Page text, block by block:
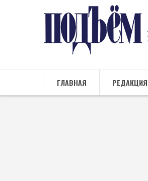
ГЛАВНАЯ РЕДАКЦИЯ